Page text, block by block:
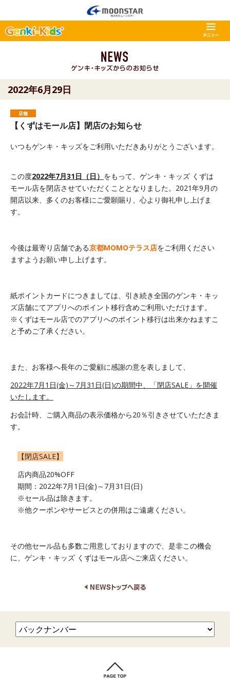
2022年6月29日
店舗
【くずはモール店】閉店のお知らせ
いつもゲンキ・キッズをご利用いただきありがとうございます。
この度2022年7月31日（日） をもって、ゲンキ・キッズ くずは
モール店を閉店させていただくこととなりました。2021年9月の
開店以来、多くのお客様にご愛願賜り、心より御礼申し上げま
す。
今後は最寄り店舗である京都MOMOテラス店をご利用ください
ますようお願い申し上げます。
紙ポイントカードにつきましては、引き続き全国のゲンキ・キッ
ズ店舗にてアプリへのポイント移行含めご利用いただけます。
※くずはモール店でのアプリへのポイント移行は出来かねますこ
と予めご了承ください。
また、お客様へ長年のご愛顧に感謝の意を表しまして、
2022年7月1日(金)～7月31日(日)の期間中、「閉店SALE」を開催
いたします。
お会計時、ご購入商品の表示価格から20％引きさせていただきま
す。
【閉店SALE】
店内商品20%OFF
期間：2022年7月1日(金)～7月31日(日)
※セール品は除きます。
※他クーポンやサービスとの併用はご遠慮ください。
その他セール品も多数ご用意しておりますので、是非この機会
に、ゲンキ・キッズ くずはモール店へご来店ください。